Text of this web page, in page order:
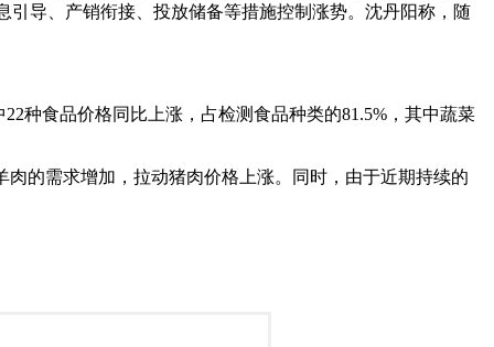
导、产销衔接、投放储备等措施控制涨势。沈丹阳称，随
种食品价格同比上涨，占检测食品种类的81.5%，其中蔬菜
的需求增加，拉动猪肉价格上涨。同时，由于近期持续的